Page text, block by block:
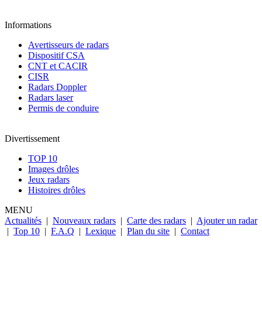
Informations
Avertisseurs de radars
Dispositif CSA
CNT et CACIR
CISR
Radars Doppler
Radars laser
Permis de conduire
Divertissement
TOP 10
Images drôles
Jeux radars
Histoires drôles
MENU
Actualités | Nouveaux radars | Carte des radars | Ajouter un radar
| Top 10 | F.A.Q | Lexique | Plan du site | Contact